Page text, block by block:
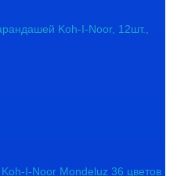
Koh-I-Noor, 12шт.,
I-Noor Mondeluz 36 цветов